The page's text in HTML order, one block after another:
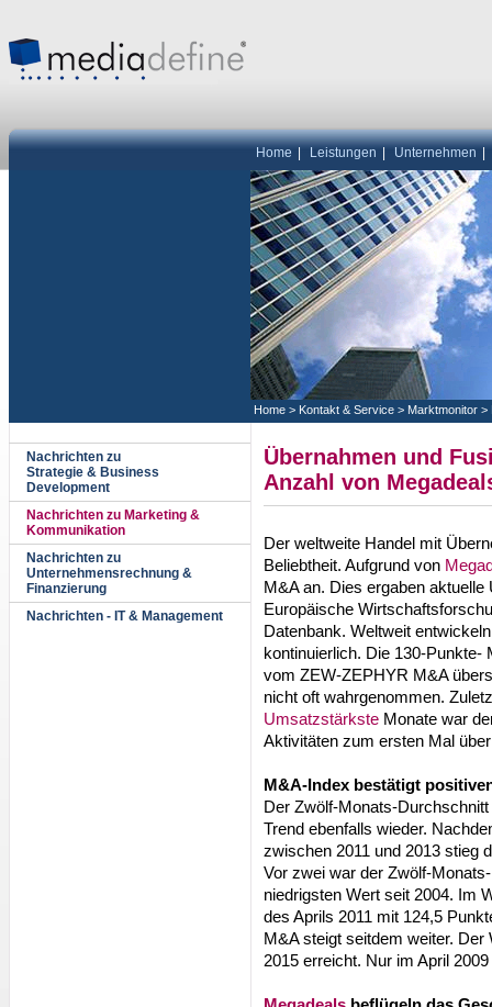
Home Leistungen Unternehmen
Home > Kontakt & Service > Marktmonitor >
Nachrichten zu
Strategie & Business
Development
Nachrichten zu Marketing &
Kommunikation
Nachrichten zu
Unternehmensrechnung &
Finanzierung
Nachrichten - IT & Management
Übernahmen und
Anzahl von
Der weltweite Handel mit
Beliebtheit. Aufgrund von
M&A an. Dies ergaben
Europäische
Datenbank. Weltweit
kontinuierlich. Die 130-Punkte-
vom ZEW-ZEPHYR M&A
nicht oft wahrgenommen.
Umsatzstärkste Monate war
Aktivitäten zum ersten Mal
M&A-Index bestätigt
Der Zwölf-Monats-
Trend ebenfalls wieder.
zwischen 2011 und 2013 stieg
Vor zwei war der Zwölf-
niedrigsten Wert seit 2004. Im
des Aprils 2011 mit 124,5
M&A steigt seitdem weiter.
2015 erreicht. Nur im April